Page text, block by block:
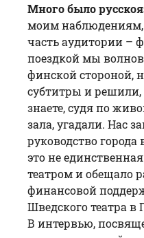
Много было
моим наблюдениям,
часть аудитории –
поездкой мы
финской стороной,
субтитры и решили,
знаете, судя по
зала, угадали. Нас
руководство
это не
театром и обещало
финансовой
Шведского театра в
В интервью,